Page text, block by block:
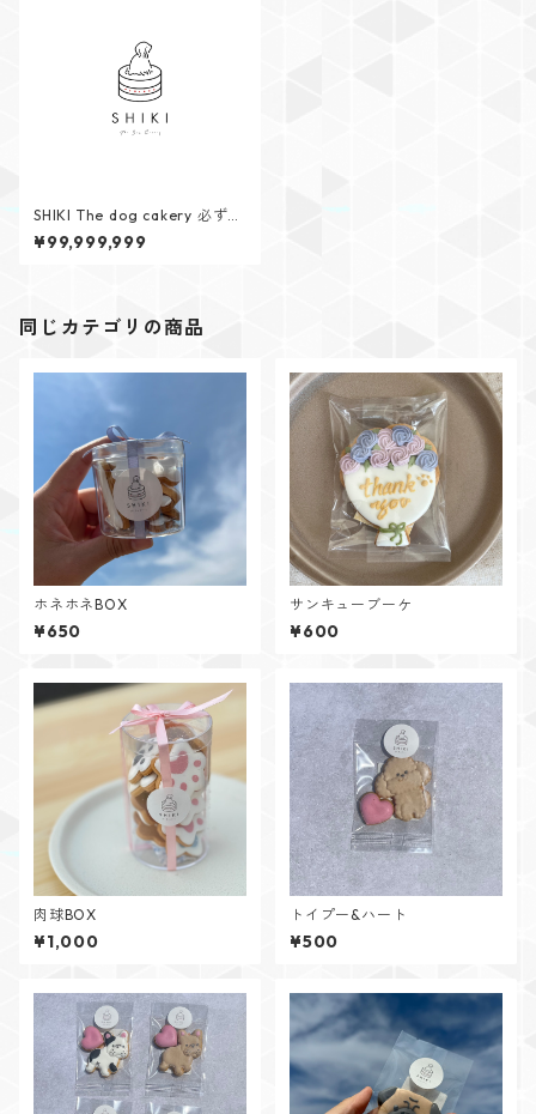
SHIKI The dog cakery 必ずご
確認ください⚠️
¥99,999,999
同じカテゴリの商品
ホネホネBOX
¥650
サンキューブーケ
¥600
肉球BOX
¥1,000
トイプー&ハート
¥500